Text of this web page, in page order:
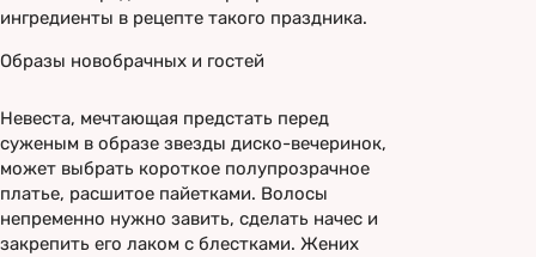
ингредиенты в рецепте такого праздника.
Образы новобрачных и гостей
Невеста, мечтающая предстать перед
суженым в образе звезды диско-вечеринок,
может выбрать короткое полупрозрачное
платье, расшитое пайетками. Волосы
непременно нужно завить, сделать начес и
закрепить его лаком с блестками. Жених